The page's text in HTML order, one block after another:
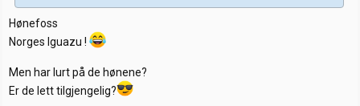
Hønefoss
Norges Iguazu !
Men har lurt på de hønene?
Er de lett tilgjengelig?